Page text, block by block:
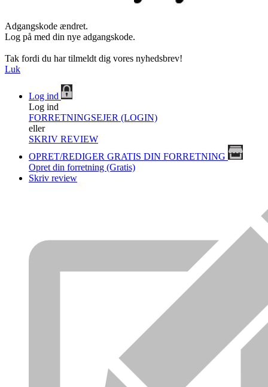
Adgangskode ændret.
Log på med din nye adgangskode.
Tak fordi du har tilmeldt dig vores nyhedsbrev!
Luk
Log ind
Log ind
FORRETNINGSEJER (LOGIN)
eller
SKRIV REVIEW
OPRET/REDIGER GRATIS DIN FORRETNING
Opret din forretning (Gratis)
Skriv review